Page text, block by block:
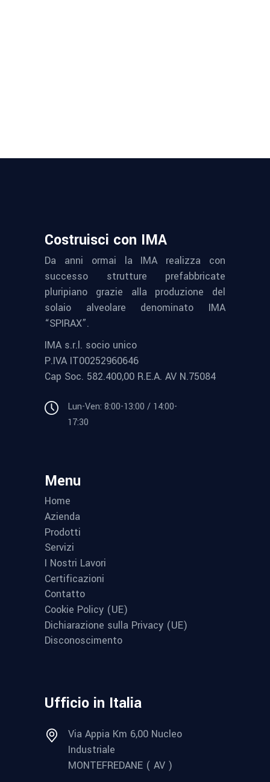
Costruisci con IMA
Da anni ormai la IMA realizza con
successo strutture prefabbricate
pluripiano grazie alla produzione del
solaio alveolare denominato IMA
“SPIRAX”.
IMA s.r.l. socio unico
P.IVA IT00252960646
Cap Soc. 582.400,00 R.E.A. AV N.75084
Lun-Ven: 8:00-13:00 / 14:00-
17:30
Menu
Home
Azienda
Prodotti
Servizi
I Nostri Lavori
Certificazioni
Contatto
Cookie Policy (UE)
Dichiarazione sulla Privacy (UE)
Disconoscimento
Ufficio in Italia
Via Appia Km 6,00 Nucleo
Industriale
MONTEFREDANE ( AV )